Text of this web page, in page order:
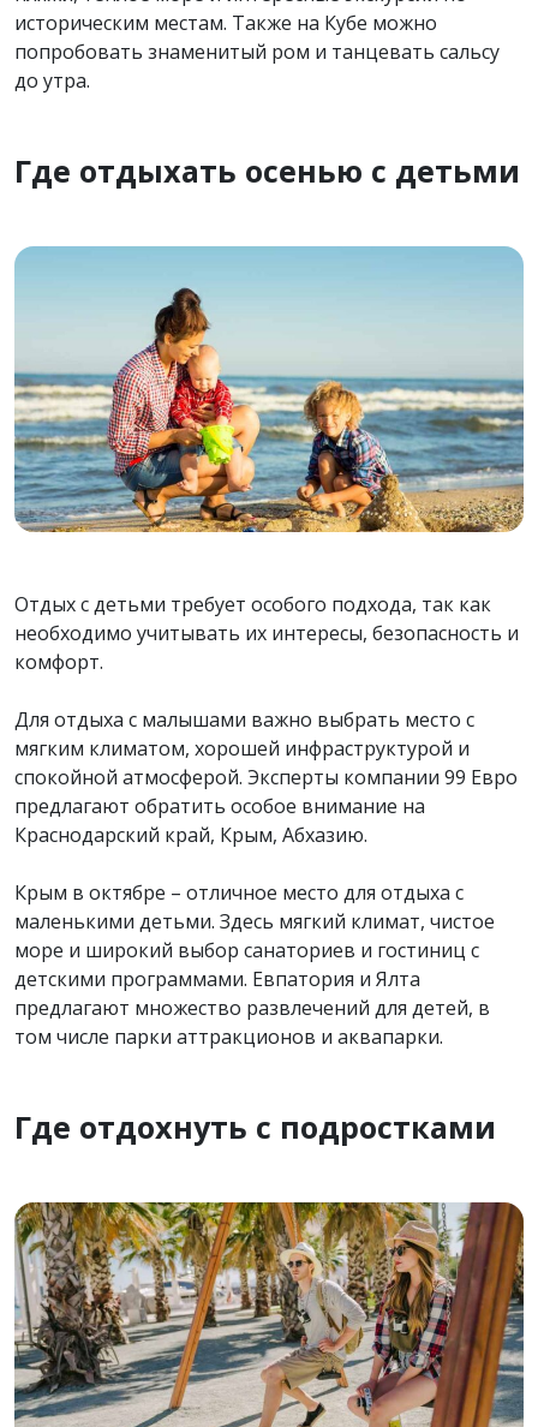
историческим местам. Также на Кубе можно
попробовать знаменитый ром и танцевать сальсу
до утра.
Где отдыхать осенью с детьми
Отдых с детьми требует особого подхода, так как
необходимо учитывать их интересы, безопасность и
комфорт.
Для отдыха с малышами важно выбрать место с
мягким климатом, хорошей инфраструктурой и
спокойной атмосферой. Эксперты компании 99 Евро
предлагают обратить особое внимание на
Краснодарский край, Крым, Абхазию.
Крым в октябре – отличное место для отдыха с
маленькими детьми. Здесь мягкий климат, чистое
море и широкий выбор санаториев и гостиниц с
детскими программами. Евпатория и Ялта
предлагают множество развлечений для детей, в
том числе парки аттракционов и аквапарки.
Где отдохнуть с подростками